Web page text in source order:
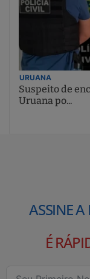
URUANA
Suspeito de
Uruana po...
ASSINE A
É